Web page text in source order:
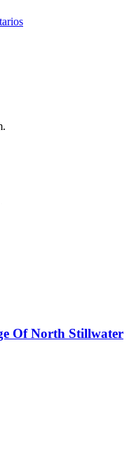
Of North Stillwater